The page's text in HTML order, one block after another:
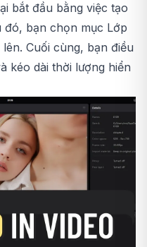
bắt đầu bằng việc tạo
đó, bạn chọn mục Lớp
Cuối cùng, bạn điều
kéo dài thời lượng hiển